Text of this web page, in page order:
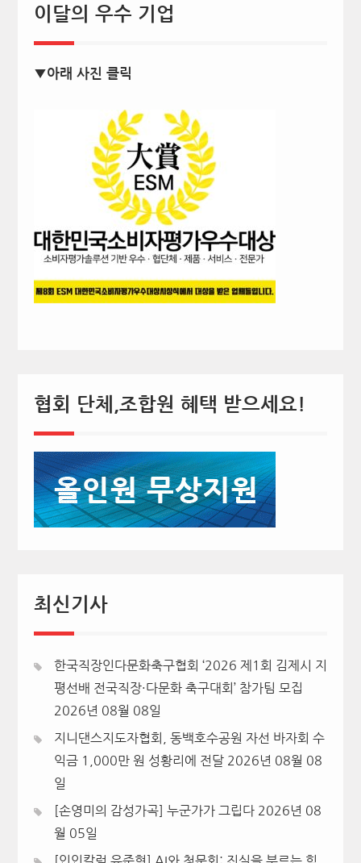
이달의 우수 기업
▼아래 사진 클릭
협회 단체,조합원 혜택 받으세요!
최신기사
한국직장인다문화축구협회 ‘2026 제1회 김제시 지
평선배 전국직장·다문화 축구대회’ 참가팀 모집
2026년 08월 08일
지니댄스지도자협회, 동백호수공원 자선 바자회 수
익금 1,000만 원 성황리에 전달 2026년 08월 08
일
[손영미의 감성가곡] 누군가가 그립다 2026년 08
월 05일
[인인칼럼 유준형] AI와 청문회: 진실을 부르는 힘